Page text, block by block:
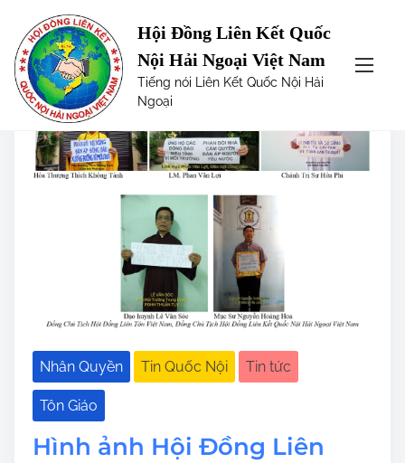
Hội Đồng Liên Kết Quốc
Nội Hải Ngoại Việt Nam
Tiếng nói Liên Kết Quốc Nội Hải
Ngoại
Category:Tin Quốc Nội
Nhân Quyền Tin Quốc Nội Tin tức
Tôn Giáo
Hình ảnh Hội Đồng Liên